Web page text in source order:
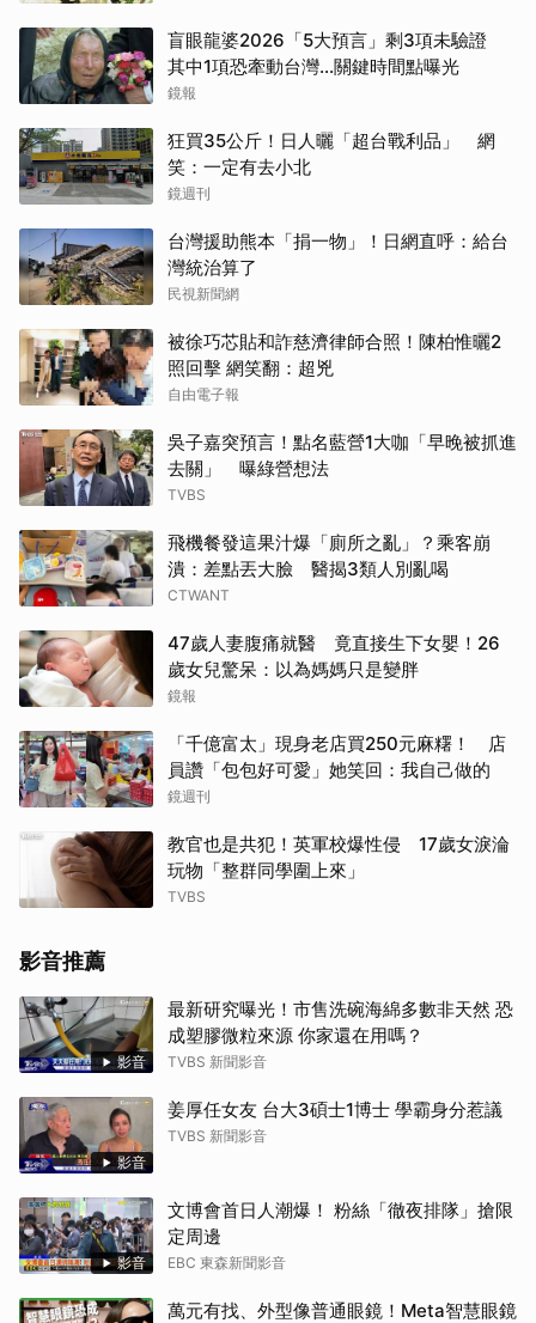
盲眼龍婆2026「5大預言」剩3項未驗證
其中1項恐牽動台灣...關鍵時間點曝光
鏡報
狂買35公斤！日人曬「超台戰利品」 網
笑：一定有去小北
鏡週刊
台灣援助熊本「捐一物」！日網直呼：給台
灣統治算了
民視新聞網
被徐巧芯貼和詐慈濟律師合照！陳柏惟曬2
照回擊 網笑翻：超兇
自由電子報
吳子嘉突預言！點名藍營1大咖「早晚被抓進
去關」 曝綠營想法
TVBS
飛機餐發這果汁爆「廁所之亂」？乘客崩
潰：差點丟大臉 醫揭3類人別亂喝
CTWANT
47歲人妻腹痛就醫 竟直接生下女嬰！26
歲女兒驚呆：以為媽媽只是變胖
鏡報
「千億富太」現身老店買250元麻糬！ 店
員讚「包包好可愛」她笑回：我自己做的
鏡週刊
教官也是共犯！英軍校爆性侵 17歲女淚淪
玩物「整群同學圍上來」
TVBS
影音推薦
影音
最新研究曝光！市售洗碗海綿多數非天然 恐
成塑膠微粒來源 你家還在用嗎？
TVBS 新聞影音
影音
姜厚任女友 台大3碩士1博士 學霸身分惹議
TVBS 新聞影音
影音
文博會首日人潮爆！ 粉絲「徹夜排隊」搶限
定周邊
EBC 東森新聞影音
萬元有找、外型像普通眼鏡！Meta智慧眼鏡
取消